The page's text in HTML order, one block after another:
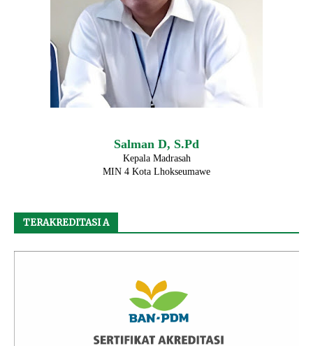
Salman D, S.Pd
Kepala Madrasah
MIN 4 Kota Lhokseumawe
TERAKREDITASI A